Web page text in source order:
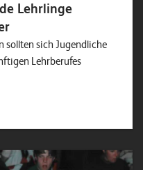
Lehrlinge
sollten sich Jugendliche
Lehrberufes